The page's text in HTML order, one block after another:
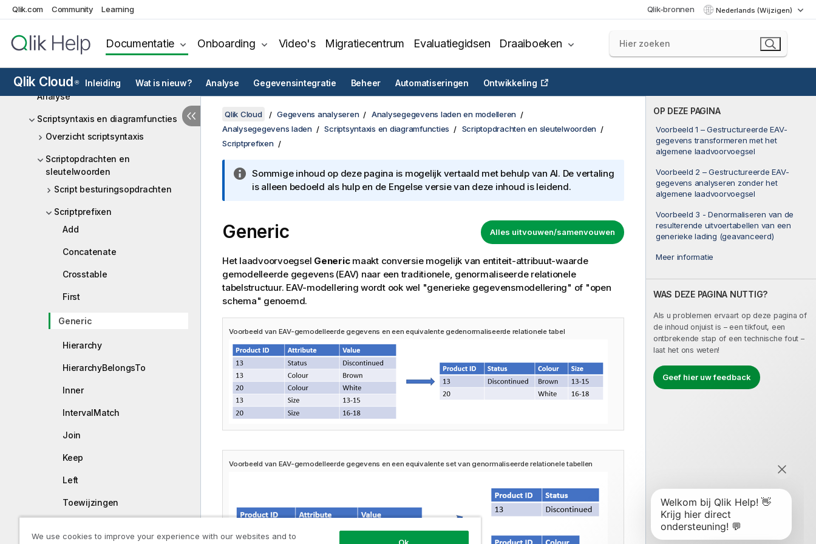
Qlik.com Community Learning Qlik-bronnen Nederlands (Wijzigen)
Documentatie Onboarding Video's Migratiecentrum Evaluatiegidsen Draaiboeken
Qlik Cloud ® Inleiding Wat is nieuw? Analyse Gegevensintegratie Beheer Automatiseringen Ontwikkeling
Analytics
Analysebronnen in Qlik Cloud
Analyse
Scriptsyntaxis en diagramfuncties
Overzicht scriptsyntaxis
Scriptopdrachten en
sleutelwoorden
Script besturingsopdrachten
Scriptprefixen
Add
Concatenate
Crosstable
First
Generic
Hierarchy
HierarchyBelongsTo
Inner
IntervalMatch
Join
Keep
Left
Toewijzingen
OP DEZE PAGINA
Voorbeeld 1 – Gestructureerde EAV-
gegevens transformeren met het
algemene laadvoorvoegsel
Voorbeeld 2 – Gestructureerde EAV-
gegevens analyseren zonder het
algemene laadvoorvoegsel
Voorbeeld 3 - Denormaliseren van de
resulterende uitvoertabellen van een
generieke lading (geavanceerd)
Meer informatie
WAS DEZE PAGINA NUTTIG?
Als u problemen ervaart op deze pagina of
de inhoud onjuist is – een tikfout, een
ontbrekende stap of een technische fout –
laat het ons weten!
Geef hier uw feedback
Qlik Cloud Gegevens analyseren
Analysegegevens laden en modelleren
Analysegegevens laden
Scriptsyntaxis en diagramfuncties
Scriptopdrachten en sleutelwoorden
Scriptprefixen
Sommige inhoud op deze pagina is mogelijk vertaald met behulp van AI. De vertaling
is alleen bedoeld als hulp en de Engelse versie van deze inhoud is leidend.
Alles uitvouwen/samenvouwen
Generic
Het laadvoorvoegsel Genericmaakt conversie mogelijk van entiteit-attribuut-waarde
gemodelleerde gegevens (EAV) naar een traditionele, genormaliseerde relationele
tabelstructuur. EAV-modellering wordt ook wel "generieke gegevensmodellering" of "open
schema" genoemd.
Voorbeeld van EAV-gemodelleerde gegevens en een equivalente gedenormaliseerde relationele tabel
Voorbeeld van EAV-gemodelleerde gegevens en een equivalente set van genormaliseerde relationele tabellen
We use cookies to improve your experience with our websites and to